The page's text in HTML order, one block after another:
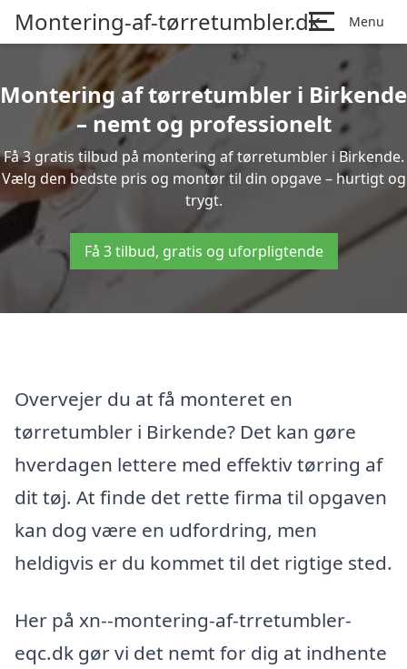
Montering-af-tørretumbler.dk Menu
Montering af tørretumbler i Birkende
– nemt og professionelt
Få 3 gratis tilbud på montering af tørretumbler i Birkende.
Vælg den bedste pris og montør til din opgave – hurtigt og
trygt.
Få 3 tilbud, gratis og uforpligtende
Overvejer du at få monteret en
tørretumbler i Birkende? Det kan gøre
hverdagen lettere med effektiv tørring af
dit tøj. At finde det rette firma til opgaven
kan dog være en udfordring, men
heldigvis er du kommet til det rigtige sted.
Her på xn--montering-af-trretumbler-
eqc.dk gør vi det nemt for dig at indhente